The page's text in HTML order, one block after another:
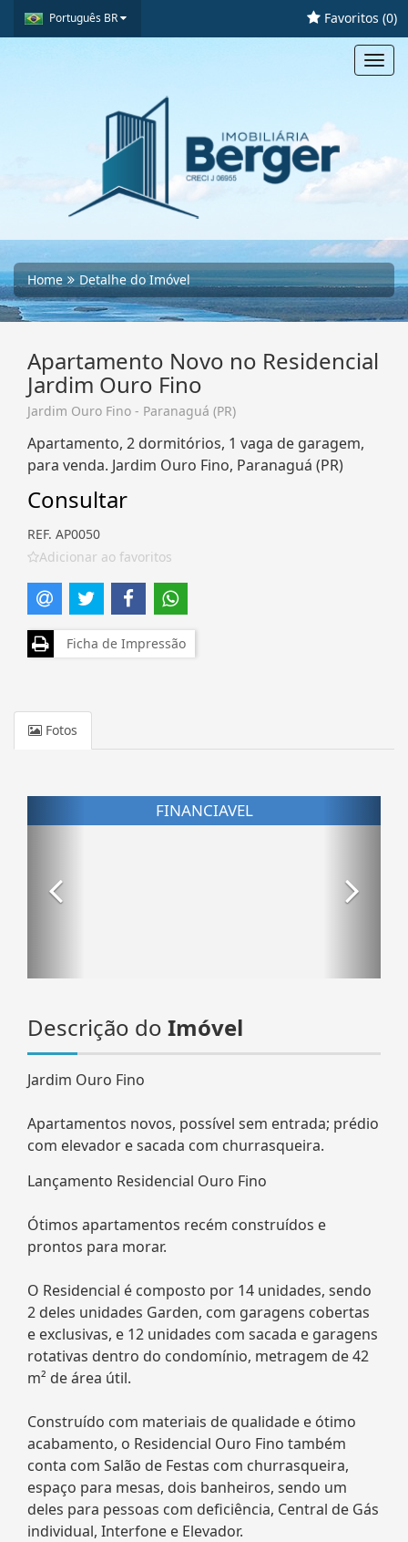
Português BR Favoritos (0)
Home Detalhe do Imóvel
Apartamento Novo no Residencial
Jardim Ouro Fino
Jardim Ouro Fino - Paranaguá (PR)
Apartamento, 2 dormitórios, 1 vaga de garagem,
para venda. Jardim Ouro Fino, Paranaguá (PR)
Consultar
REF. AP0050
Adicionar ao favoritos
Ficha de Impressão
Fotos
Descrição do Imóvel
Jardim Ouro Fino
Apartamentos novos, possível sem entrada; prédio
com elevador e sacada com churrasqueira.
Lançamento Residencial Ouro Fino
Ótimos apartamentos recém construídos e
prontos para morar.
O Residencial é composto por 14 unidades, sendo
2 deles unidades Garden, com garagens cobertas
e exclusivas, e 12 unidades com sacada e garagens
rotativas dentro do condomínio, metragem de 42
m² de área útil.
Construído com materiais de qualidade e ótimo
acabamento, o Residencial Ouro Fino também
conta com Salão de Festas com churrasqueira,
espaço para mesas, dois banheiros, sendo um
deles para pessoas com deficiência, Central de Gás
individual, Interfone e Elevador.